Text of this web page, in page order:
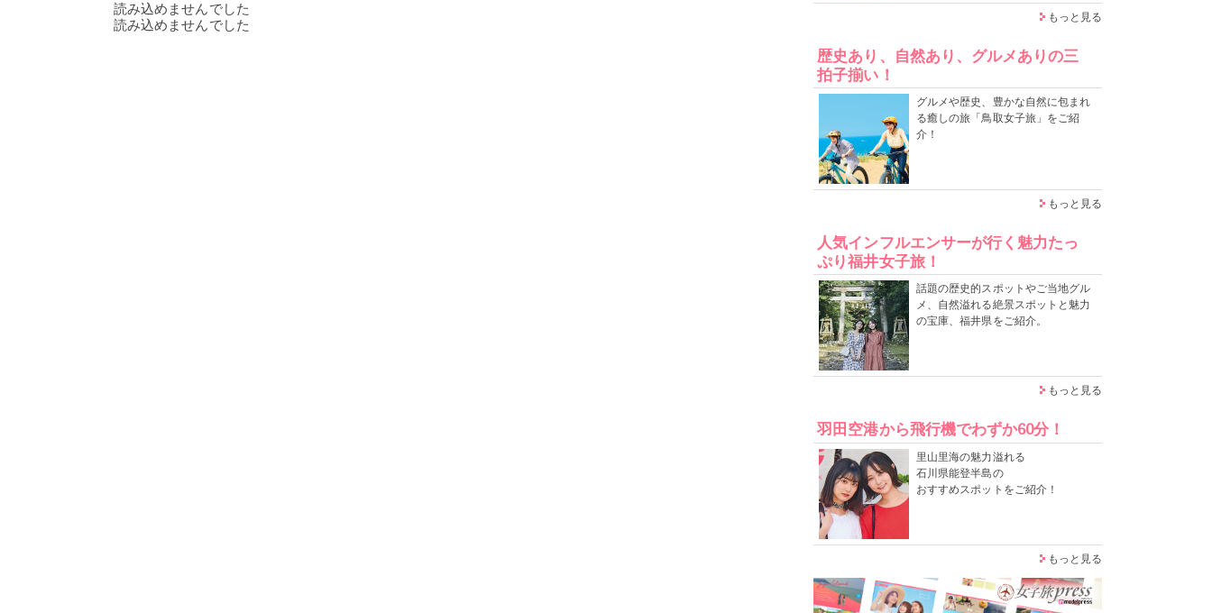
読み込めませんでした
読み込めませんでした
もっと見る
歴史あり、自然あり、グルメありの三
拍子揃い！
グルメや歴史、豊かな自然に包まれ
る癒しの旅「鳥取女子旅」をご紹
介！
もっと見る
人気インフルエンサーが行く魅力たっ
ぷり福井女子旅！
話題の歴史的スポットやご当地グル
メ、自然溢れる絶景スポットと魅力
の宝庫、福井県をご紹介。
もっと見る
羽田空港から飛行機でわずか60分！
里山里海の魅力溢れる
石川県能登半島の
おすすめスポットをご紹介！
もっと見る